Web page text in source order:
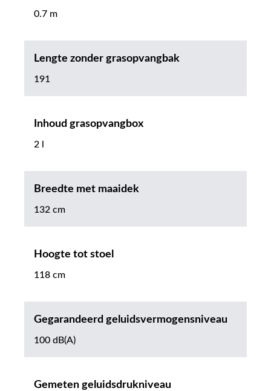
0.7 m
Lengte zonder grasopvangbak
191
Inhoud grasopvangbox
2 l
Breedte met maaidek
132 cm
Hoogte tot stoel
118 cm
Gegarandeerd geluidsvermogensniveau
100 dB(A)
Gemeten geluidsdrukniveau